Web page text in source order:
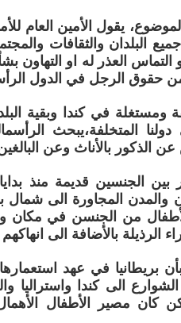
يقول الأمين العام
البلدان والثقافات
التماس العذر له او
من حقوق الرجل في الدول
ومستغلة في كندا وبقية
دولنا المتخلفة،يبحث
الذكور بالأناث وعن
بين الجنسين قديمة منذ
والمدن المجاورة الى
من الجنسن في مكان
الرذيلة بالأضافة الى انهاكهم
الى كندا واستراليا
كان مصير الأطفال